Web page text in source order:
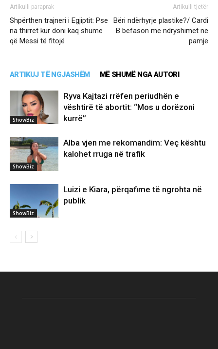
Artikulli paraprak
Shpërthen trajneri i Egjiptit: Pse
na thirrët kur doni kaq shumë
që Messi të fitojë
Artikulli tjetër
Bëri ndërhyrje plastike?/ Cardi
B befason me ndryshimet në
pamje
ARTIKUJ TË NGJASHËM MË SHUMË NGA AUTORI
ShowBiz
Ryva Kajtazi rrëfen periudhën e
vështirë të abortit: “Mos u dorëzoni
kurrë”
ShowBiz
Alba vjen me rekomandim: Veç kështu
kalohet rruga në trafik
ShowBiz
Luizi e Kiara, përqafime të ngrohta në
publik